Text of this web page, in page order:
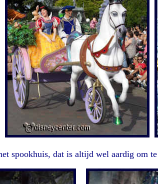
spookhuis, dat is altijd wel aardig om